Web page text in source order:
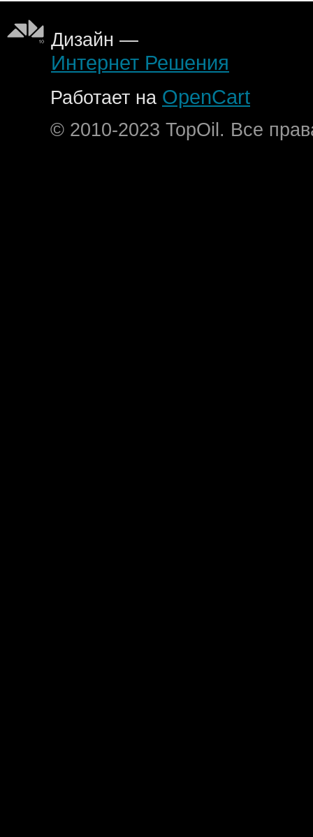
Дизайн —
Интернет Решения
Работает на OpenCart
© 2010-2023 TopOil. Все